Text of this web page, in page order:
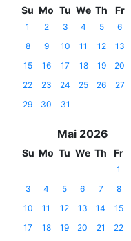
Su Mo Tu We Th Fr
1 2 3 4 5 6
8
9 10 11 12 13
15
16 17 18 19 20
22
23 24 25 26 27
29
30 31
Mai 2026
Su Mo Tu We Th Fr
1
3
4 5 6 7 8
10
11 12 13 14 15
17
18 19 20 21 22